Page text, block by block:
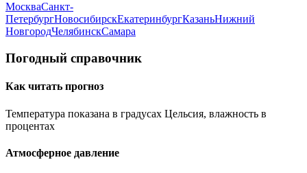
МоскваСанкт-
ПетербургНовосибирскЕкатеринбургКазаньНижний
НовгородЧелябинскСамара
Погодный справочник
Как читать прогноз
Температура показана в градусах Цельсия, влажность в
процентах
Атмосферное давление